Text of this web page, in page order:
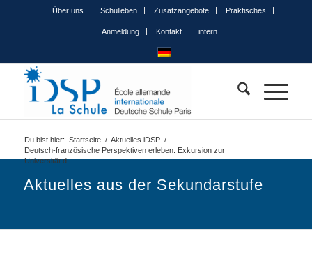
Über uns Schulleben Zusatzangebote Praktisches
Anmeldung Kontakt intern
Du bist hier: Startseite / Aktuelles iDSP /
Deutsch-französische Perspektiven erleben: Exkursion zur
Universität d...
Aktuelles aus der Sekundarstufe